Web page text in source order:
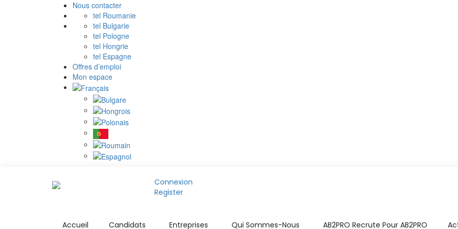
Nous contacter
tel Roumanie
tel Bulgarie
tel Pologne
tel Hongrie
tel Espagne
Offres d’emploi
Mon espace
Connexion
Register
Accueil Candidats Entreprises Qui Sommes-Nous AB2PRO Recrute Pour AB2PRO